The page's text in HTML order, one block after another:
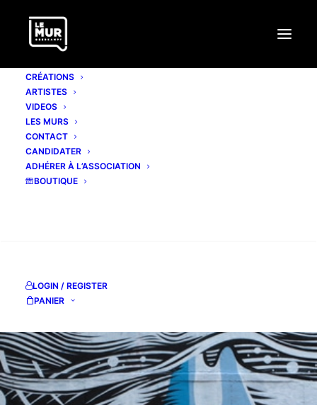
CRÉATIONS
ARTISTES
VIDEOS
LES MURS
CONTACT
CANDIDATER
ADHÉRER À L’ASSOCIATION
BOUTIQUE
LOGIN / REGISTER
PANIER